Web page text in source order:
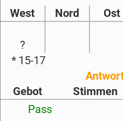
West
Nord Ost
?
* 15-17
Gebot
Stimmen
Pass